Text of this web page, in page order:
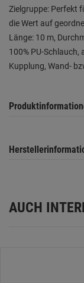
Zielgruppe: Perfekt
die Wert auf
Länge: 10 m,
100% PU-
Kupplung, Wand-
AUCH